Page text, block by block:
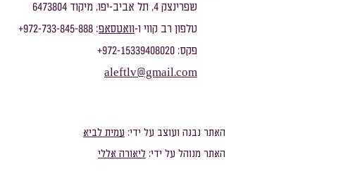
שפרינצק 4, תל אביב-יפו, מיקוד 6473804
טלפון רב קווי ו-וואטסאפ: 972-733-845-888+
פקס: 972-15339408020+
aleftlv@gmail.com
האתר נבנה ועוצב על ידי: עמית לביא
האתר מנוהל על ידי: ליאורה אללי